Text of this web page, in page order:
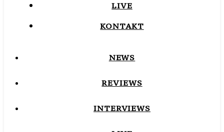
LIVE
KONTAKT
NEWS
REVIEWS
INTERVIEWS